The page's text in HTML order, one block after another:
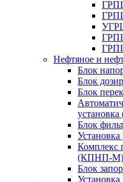
Нефтяное и
Блок
Блок
Блок
Блок
Комплекс
(КПНП-М)
Блок